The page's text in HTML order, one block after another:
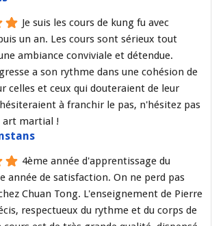
Je suis les cours de kung fu avec
un an. Les cours sont sérieux tout
ambiance conviviale et détendue.
a son rythme dans une cohésion de
celles et ceux qui douteraient de leur
à franchir le pas, n'hésitez pas
art martial !
4ème année d'apprentissage du
année de satisfaction. On ne perd pas
Chuan Tong. L'enseignement de Pierre
respectueux du rythme et du corps de